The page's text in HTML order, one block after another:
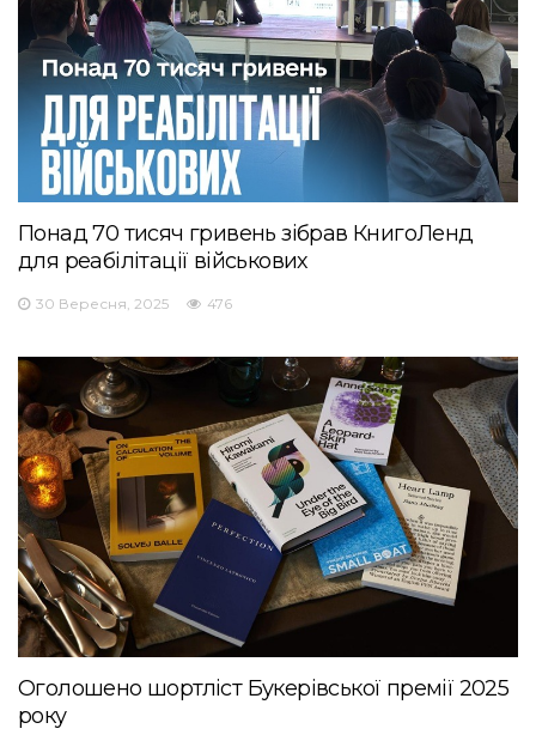
Понад 70 тисяч гривень зібрав КнигоЛенд
для реабілітації військових
30 Вересня, 2025 476
Оголошено шортліст Букерівської премії 2025
року